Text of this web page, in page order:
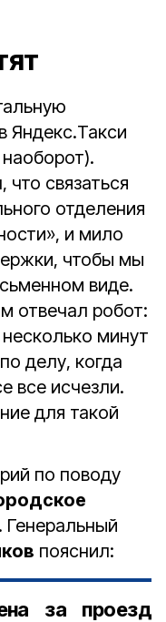
Яндекс.Такси
связаться
отделения
и мило
чтобы мы
виде.
отвечал робот:
минут
делу, когда
все исчезли.
для такой
по поводу
Генеральный
пояснил:
за проезд